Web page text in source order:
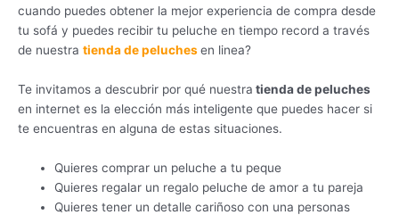
cuando puedes obtener la mejor experiencia de compra desde
tu sofá y puedes recibir tu peluche en tiempo record a través
de nuestra tienda de peluchesen linea?
Te invitamos a descubrir por qué nuestra tienda de peluches
en internet es la elección más inteligente que puedes hacer si
te encuentras en alguna de estas situaciones.
Quieres comprar un peluche a tu peque
Quieres regalar un regalo peluche de amor a tu pareja
Quieres tener un detalle cariñoso con una personas